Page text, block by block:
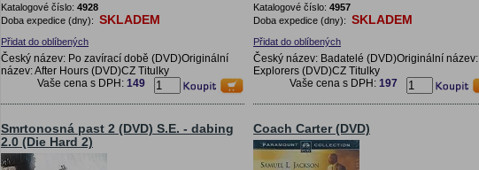
Katalogové číslo: 4928
Doba expedice (dny): SKLADEM
Přidat do oblíbených
Český název: Po zavírací době (DVD)Originální
název: After Hours (DVD)CZ Titulky
Vaše cena s DPH: 149
Katalogové číslo: 4957
Doba expedice (dny): SKLADEM
Přidat do oblíbených
Český název: Badatelé (DVD)Originální název:
Explorers (DVD)CZ Titulky
Vaše cena s DPH: 197
Smrtonosná past 2 (DVD) S.E. - dabing
2.0 (Die Hard 2)
Coach Carter (DVD)